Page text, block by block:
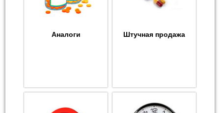
Аналоги Штучная продажа